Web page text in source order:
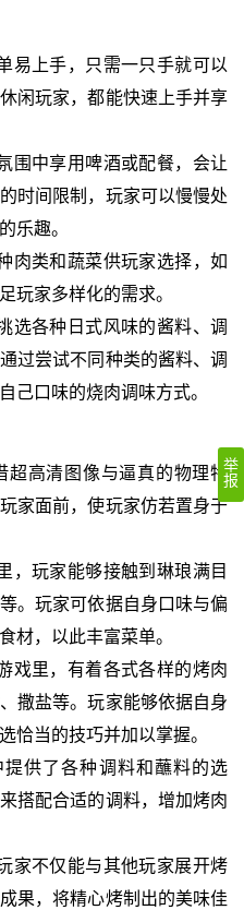
易上手，只需一只手就可以
闲玩家，都能快速上手并享
围中享用啤酒或配餐，会让
时间限制，玩家可以慢慢处
乐趣。
肉类和蔬菜供玩家选择，如
玩家多样化的需求。
选各种日式风味的酱料、调
过尝试不同种类的酱料、调
己口味的烧肉调味方式。
超高清图像与逼真的物理特
家面前，使玩家仿若置身于
，玩家能够接触到琳琅满目
。玩家可依据自身口味与偏
材，以此丰富菜单。
戏里，有着各式各样的烤肉
撒盐等。玩家能够依据自身
恰当的技巧并加以掌握。
供了各种调料和蘸料的选
搭配合适的调料，增加烤肉
家不仅能与其他玩家展开烤
果，将精心烤制出的美味佳
举
报